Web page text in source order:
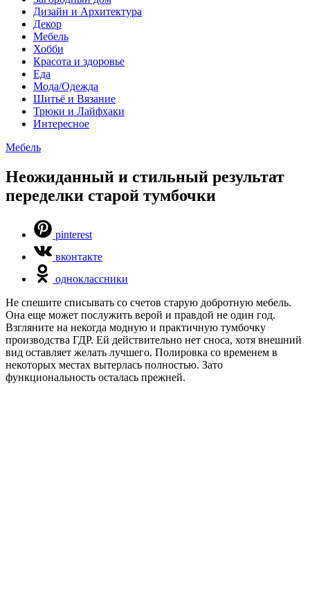
Дизайн и Архитектура
Декор
Мебель
Хобби
Красота и здоровье
Еда
Мода/Одежда
Шитьё и Вязание
Трюки и Лайфхаки
Интересное
Мебель
Неожиданный и стильный результат
переделки старой тумбочки
pinterest
вконтакте
одноклассники
Не спешите списывать со счетов старую добротную мебель.
Она еще может послужить верой и правдой не один год.
Взгляните на некогда модную и практичную тумбочку
производства ГДР. Ей действительно нет сноса, хотя внешний
вид оставляет желать лучшего. Полировка со временем в
некоторых местах вытерлась полностью. Зато
функциональность осталась прежней.